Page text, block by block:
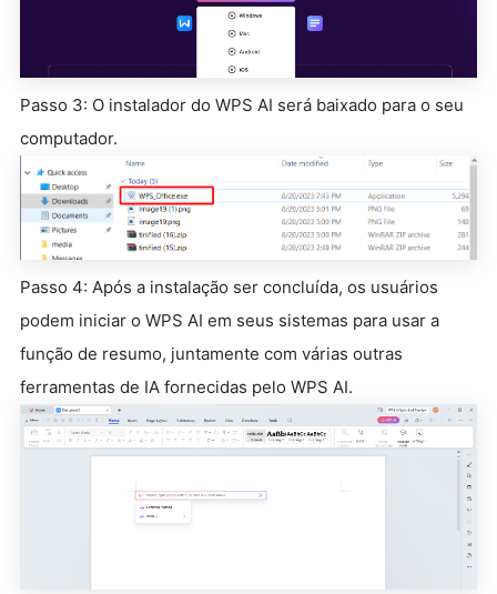
Passo 3: O instalador do WPS AI será baixado para o seu
computador.
Passo 4: Após a instalação ser concluída, os usuários
podem iniciar o WPS AI em seus sistemas para usar a
função de resumo, juntamente com várias outras
ferramentas de IA fornecidas pelo WPS AI.